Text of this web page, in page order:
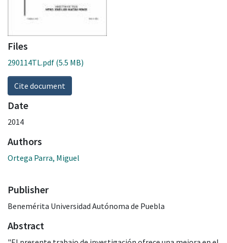
Files
290114TL.pdf (5.5 MB)
Cite document
Date
2014
Authors
Ortega Parra, Miguel
Publisher
Benemérita Universidad Autónoma de Puebla
Abstract